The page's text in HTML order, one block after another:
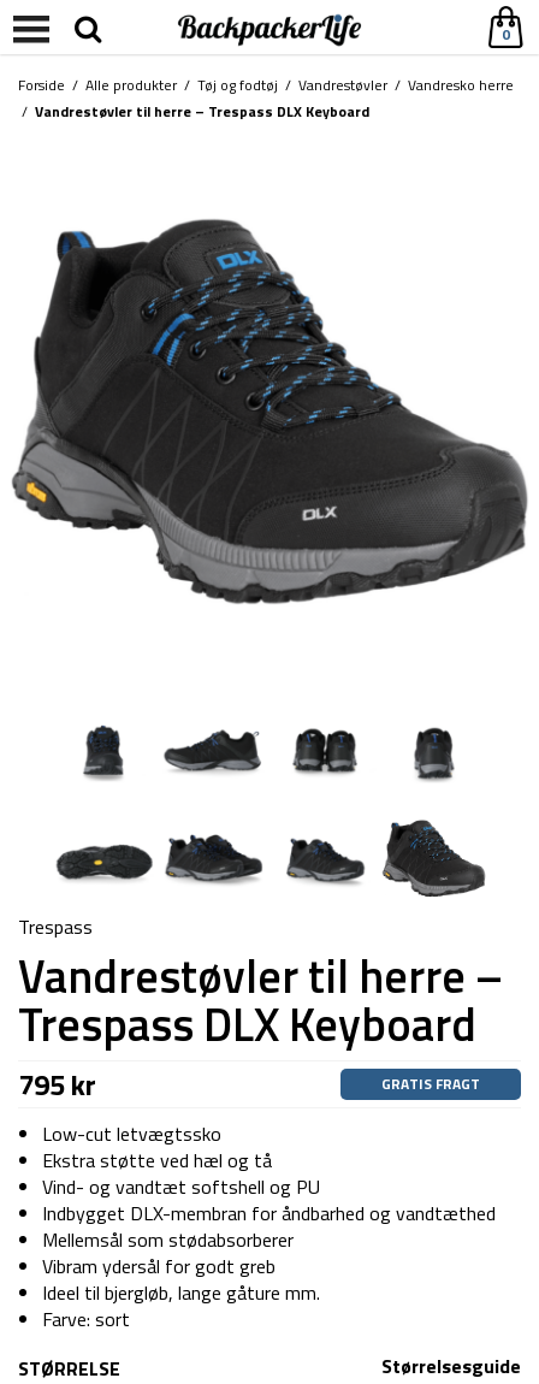
0
Forside / Alle produkter/ Tøj og fodtøj / Vandrestøvler/ Vandresko herre
/ Vandrestøvler til herre – Trespass DLX Keyboard
Trespass
Vandrestøvler til herre –
Trespass DLX Keyboard
795kr GRATIS FRAGT
Low-cut letvægtssko
Ekstra støtte ved hæl og tå
Vind- og vandtæt softshell og PU
Indbygget DLX-membran for åndbarhed og vandtæthed
Mellemsål som stødabsorberer
Vibram ydersål for godt greb
Ideel til bjergløb, lange gåture mm.
Farve: sort
Størrelsesguide
STØRRELSE